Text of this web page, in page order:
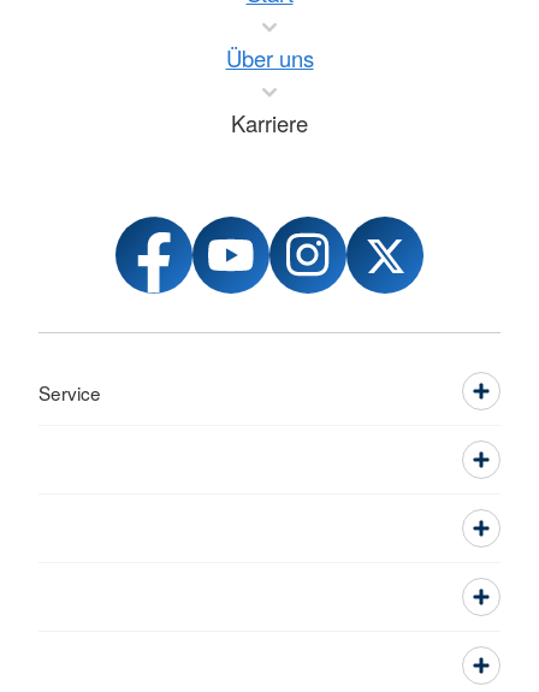
Über uns
Karriere
Service